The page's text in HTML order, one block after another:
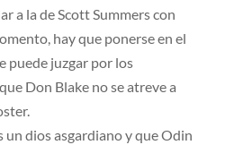
a la de Scott Summers con
hay que ponerse en el
puede juzgar por los
Don Blake no se atreve a
un dios asgardiano y que Odin